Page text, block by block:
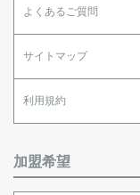
よくあるご質問
サイトマップ
利用規約
加盟希望